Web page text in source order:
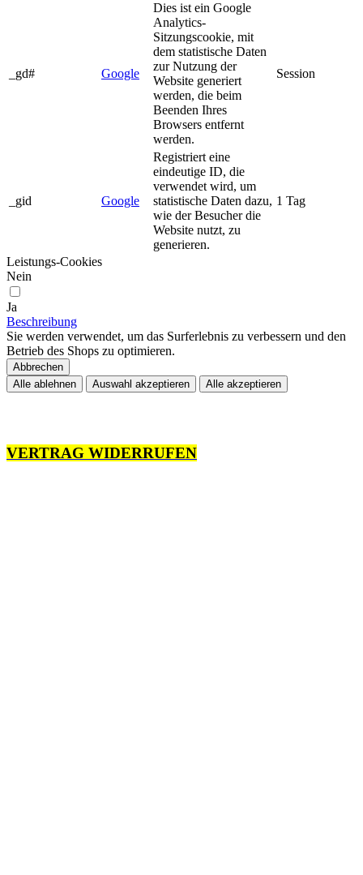
_gd# Google
Dies ist ein Google
Analytics-
Sitzungscookie, mit
dem statistische Daten
zur Nutzung der
Website generiert
werden, die beim
Beenden Ihres
Browsers entfernt
werden.
Session
_gid Google
Registriert eine
eindeutige ID, die
verwendet wird, um
statistische Daten dazu,
wie der Besucher die
Website nutzt, zu
generieren.
1 Tag
Leistungs-Cookies
Nein
Ja
Beschreibung
Sie werden verwendet, um das Surferlebnis zu verbessern und den
Betrieb des Shops zu optimieren.
Abbrechen
Alle ablehnen
Auswahl akzeptieren Alle akzeptieren
VERTRAG WIDERRUFEN